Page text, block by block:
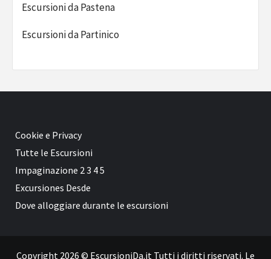
Escursioni da Pastena
Escursioni da Partinico
Cookie e Privacy
Tutte le Escursioni
Impaginazione 23 45
Excursiones Desde
Dove alloggiare durante le escursioni
Copyright 2026 © EscursioniDa.it Tutti i diritti riservati. Le